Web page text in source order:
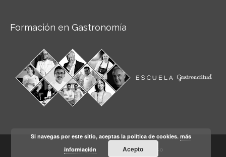
Formación en Gastronomía
Aviso legal Condiciones de Uso
Si navegas por este sitio, aceptas la política de cookies.más
información
Acepto